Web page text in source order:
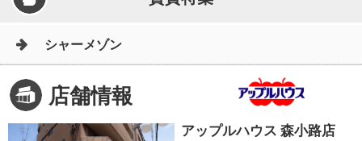
シャーメゾン
店舗情報
アップルハウス 森小路店